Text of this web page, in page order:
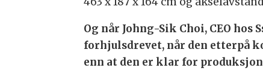
Og når Johng-Sik Choi, CEO
forhjulsdrevet, når den etterpå
enn at den er klar for